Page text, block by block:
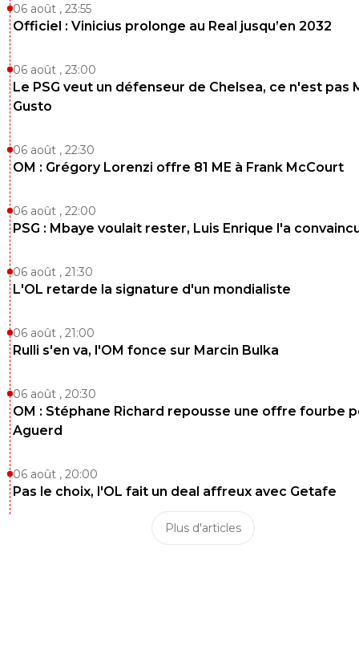
06 août , 23:55
Officiel : Vinicius prolonge au Real jusqu’en 2032
06 août , 23:00
Le PSG veut un défenseur de Chelsea, ce n'est pas
Gusto
06 août , 22:30
OM : Grégory Lorenzi offre 81 ME à Frank McCourt
06 août , 22:00
PSG : Mbaye voulait rester, Luis Enrique l'a
06 août , 21:30
L'OL retarde la signature d'un mondialiste
06 août , 21:00
Rulli s'en va, l'OM fonce sur Marcin Bulka
06 août , 20:30
OM : Stéphane Richard repousse une offre fourbe
Aguerd
06 août , 20:00
Pas le choix, l'OL fait un deal affreux avec Getafe
Plus d'articles